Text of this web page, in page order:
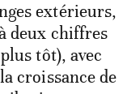
extérieurs,
deux chiffres
tôt), avec
croissance de